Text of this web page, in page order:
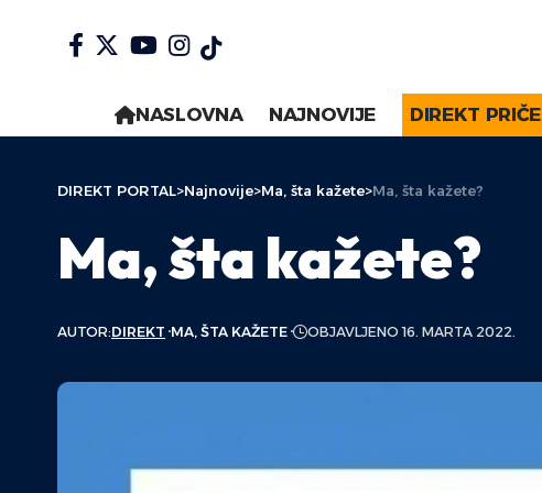
NASLOVNA NAJNOVIJE DIREKT PRIČE
DIREKT PORTAL>Najnovije>Ma, šta kažete>Ma, šta kažete?
Ma, šta kažete?
AUTOR:DIREKT MA, ŠTA KAŽETE OBJAVLJENO 16. MARTA 2022.